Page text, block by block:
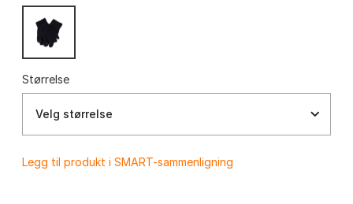
Størrelse
Velg størrelse
Legg til produkt i SMART-sammenligning